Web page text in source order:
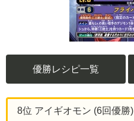
優勝レシピ一覧
8位 アイギオモン (6回優勝)